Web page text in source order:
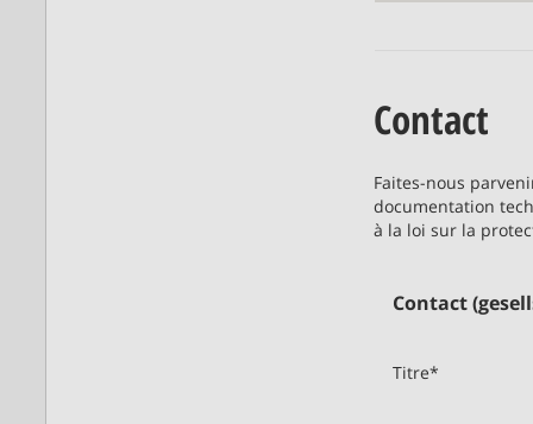
Contact
Faites-nous
documentation
à la loi sur la
Contact
Titre*